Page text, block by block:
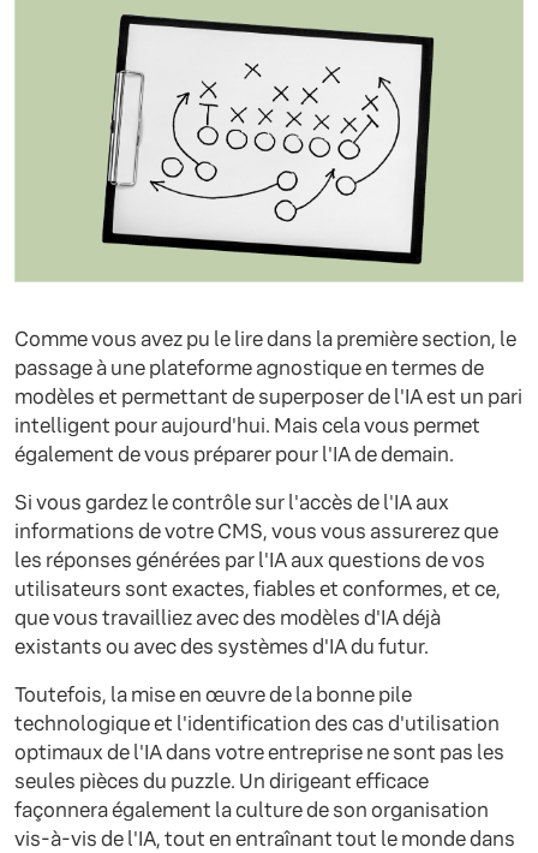
Comme vous avez pu le lire dans la première section, le
passage à une plateforme agnostique en termes de
modèles et permettant de superposer de l'IA est un pari
intelligent pour aujourd'hui. Mais cela vous permet
également de vous préparer pour l'IA de demain.
Si vous gardez le contrôle sur l'accès de l'IA aux
informations de votre CMS, vous vous assurerez que
les réponses générées par l'IA aux questions de vos
utilisateurs sont exactes, fiables et conformes, et ce,
que vous travailliez avec des modèles d'IA déjà
existants ou avec des systèmes d'IA du futur.
Toutefois, la mise en œuvre de la bonne pile
technologique et l'identification des cas d'utilisation
optimaux de l'IA dans votre entreprise ne sont pas les
seules pièces du puzzle. Un dirigeant efficace
façonnera également la culture de son organisation
vis-à-vis de l'IA, tout en entraînant tout le monde dans